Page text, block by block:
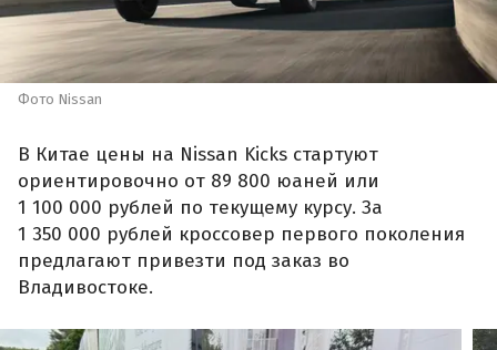
Фото Nissan
В Китае цены на Nissan Kicks стартуют
ориентировочно от 89 800 юаней или
1 100 000 рублей по текущему курсу. За
1 350 000 рублей кроссовер первого поколения
предлагают привезти под заказ во
Владивостоке.